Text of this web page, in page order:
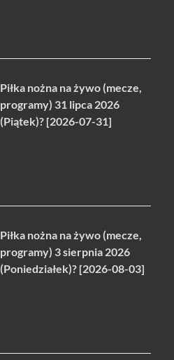
Piłka nożna na żywo (mecze,
programy) 31 lipca 2026
(Piątek)? [2026-07-31]
Piłka nożna na żywo (mecze,
programy) 3 sierpnia 2026
(Poniedziałek)? [2026-08-03]